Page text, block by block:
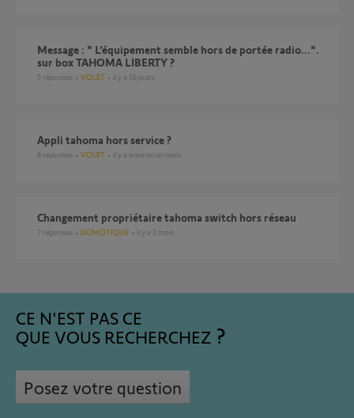
Message : " L’équipement semble hors de portée radio...".
sur box TAHOMA LIBERTY ?
5 réponses VOLET il y a 10 jours
Appli tahoma hors service ?
6 réponses VOLET il y a environ un mois
Changement propriétaire tahoma switch hors réseau
7 réponses DOMOTIQUE il y a 3 mois
CE N'EST PAS CE
QUE VOUS RECHERCHEZ
Posez votre question